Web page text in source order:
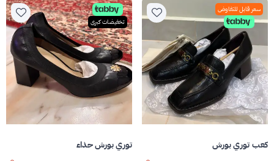
سعر قابل للتفاوض
كعب توري بورش
تخفيضات كبرى
توري بورش حذاء